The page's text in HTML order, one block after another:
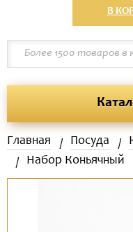
В
Главная Посуда
Набор Коньячный